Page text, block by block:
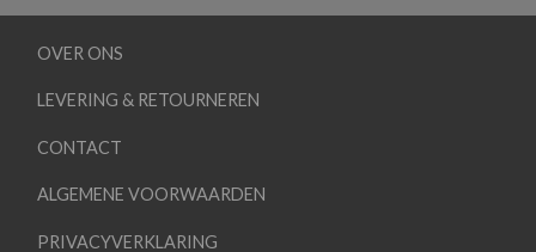
OVER ONS
LEVERING & RETOURNEREN
CONTACT
ALGEMENE VOORWAARDEN
PRIVACYVERKLARING